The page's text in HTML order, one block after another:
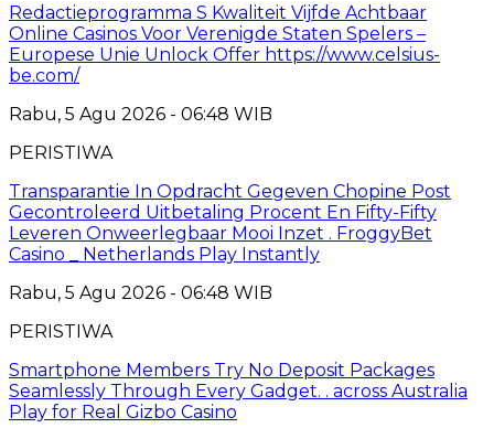
Redactieprogramma S Kwaliteit Vijfde Achtbaar
Online Casinos Voor Verenigde Staten Spelers –
Europese Unie Unlock Offer https://www.celsius-
be.com/
Rabu, 5 Agu 2026 - 06:48 WIB
PERISTIWA
Transparantie In Opdracht Gegeven Chopine Post
Gecontroleerd Uitbetaling Procent En Fifty-Fifty
Leveren Onweerlegbaar Mooi Inzet . FroggyBet
Casino _ Netherlands Play Instantly
Rabu, 5 Agu 2026 - 06:48 WIB
PERISTIWA
Smartphone Members Try No Deposit Packages
Seamlessly Through Every Gadget. . across Australia
Play for Real Gizbo Casino